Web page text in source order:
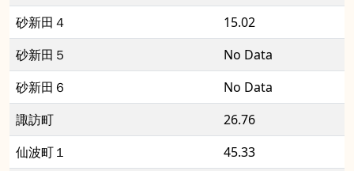
砂新田４
15.02
砂新田５
No Data
砂新田６
No Data
諏訪町
26.76
仙波町１
45.33